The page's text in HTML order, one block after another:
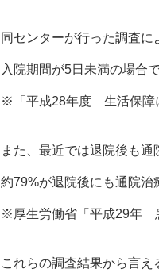
同センターが行った調査に
入院期間が5日未満の場合
※「平成28年度 生活保障
また、最近では退院後も通
約79%が退院後にも通院治
※厚生労働省「平成29年
これらの調査結果から言え